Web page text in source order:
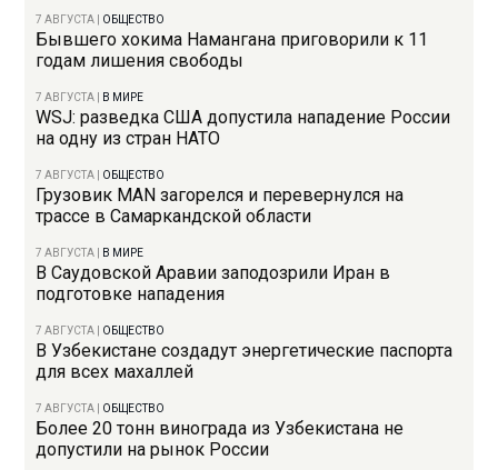
7 АВГУСТА ОБЩЕСТВО
Бывшего хокима Намангана приговорили к 11
годам лишения свободы
7 АВГУСТА В МИРЕ
WSJ: разведка США допустила нападение России
на одну из стран НАТО
7 АВГУСТА ОБЩЕСТВО
Грузовик MAN загорелся и перевернулся на
трассе в Самаркандской области
7 АВГУСТА В МИРЕ
В Саудовской Аравии заподозрили Иран в
подготовке нападения
7 АВГУСТА ОБЩЕСТВО
В Узбекистане создадут энергетические паспорта
для всех махаллей
7 АВГУСТА ОБЩЕСТВО
Более 20 тонн винограда из Узбекистана не
допустили на рынок России